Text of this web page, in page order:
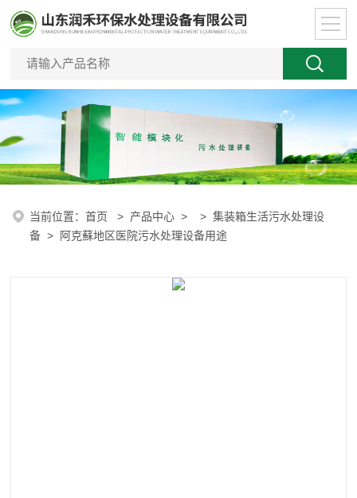
当前位置：首页 > 产品中心 > >集装箱生活污水处理设
备 > 阿克蘇地区医院污水处理设备用途